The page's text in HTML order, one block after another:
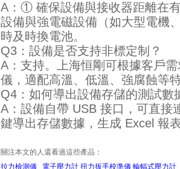
A：① 確保設備與接收器距離在
設備與強電磁設備（如大型電機
時及時換電池。
Q3：設備是否支持非標定制？
A：支持。上海恒剛可根據客戶
儀，適配高溫、低溫、強腐蝕等
Q4：如何導出設備存儲的測試數
A：設備自帶 USB 接口，可直接
鍵導出存儲數據，生成 Excel 報
關注本文的人還看過這些產品：
拉力檢測儀
電子壓力計 扭力扳手校準儀 輪輻式壓力計